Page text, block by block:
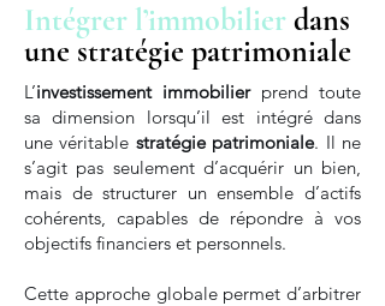
Intégrer l’immobilierdans
une stratégie patrimoniale
L’investissement immobilierprend toute
sa dimension lorsqu’il est intégré dans
une véritable stratégie patrimoniale. Il ne
s’agit pas seulement d’acquérir un bien,
mais de structurer un ensemble d’actifs
cohérents, capables de répondre à vos
objectifs financiers et personnels.
Cette approche globale permet d’arbitrer